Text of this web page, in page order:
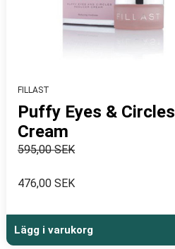
FILLAST
Puffy Eyes & Circles
Cream
595,00 SEK
476,00 SEK
Lägg i varukorg